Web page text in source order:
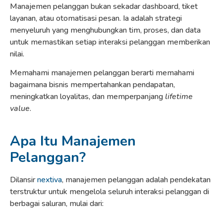
Manajemen pelanggan bukan sekadar dashboard, tiket
layanan, atau otomatisasi pesan. Ia adalah strategi
menyeluruh yang menghubungkan tim, proses, dan data
untuk memastikan setiap interaksi pelanggan memberikan
nilai.
Memahami manajemen pelanggan berarti memahami
bagaimana bisnis mempertahankan pendapatan,
meningkatkan loyalitas, dan memperpanjang lifetime
value.
Apa Itu Manajemen
Pelanggan?
Dilansirnextiva, manajemen pelanggan adalah pendekatan
terstruktur untuk mengelola seluruh interaksi pelanggan di
berbagai saluran, mulai dari: